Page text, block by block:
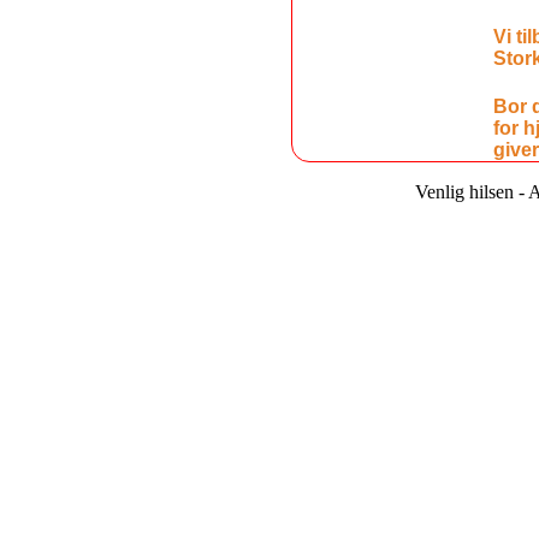
Vi
Bor
for
Venlig hilsen -